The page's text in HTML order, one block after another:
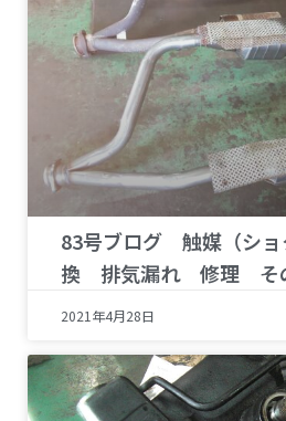
83号ブログ 触媒（ショ
換 排気漏れ 修理 そ
2021年4月28日